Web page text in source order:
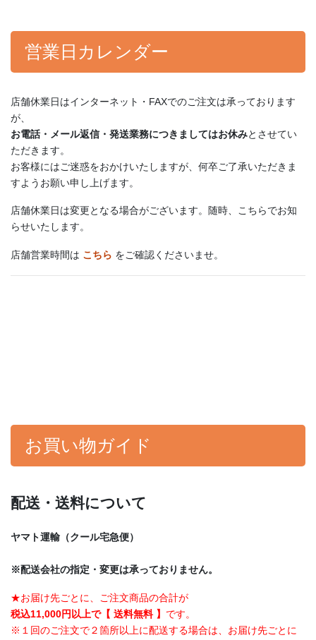
営業日カレンダー
店舗休業日はインターネット・FAXでのご注文は承っております
が、
お電話・メール返信・発送業務につきましてはお休みとさせてい
ただきます。
お客様にはご迷惑をおかけいたしますが、何卒ご了承いただきま
すようお願い申し上げます。
店舗休業日は変更となる場合がございます。随時、こちらでお知
らせいたします。
店舗営業時間は こちら をご確認くださいませ。
お買い物ガイド
配送・送料について
ヤマト運輸（クール宅急便）
※配送会社の指定・変更は承っておりません。
★お届け先ごとに、ご注文商品の合計が
税込11,000円以上で【 送料無料 】 です。
※１回のご注文で２箇所以上に配送する場合は、お届け先ごとに